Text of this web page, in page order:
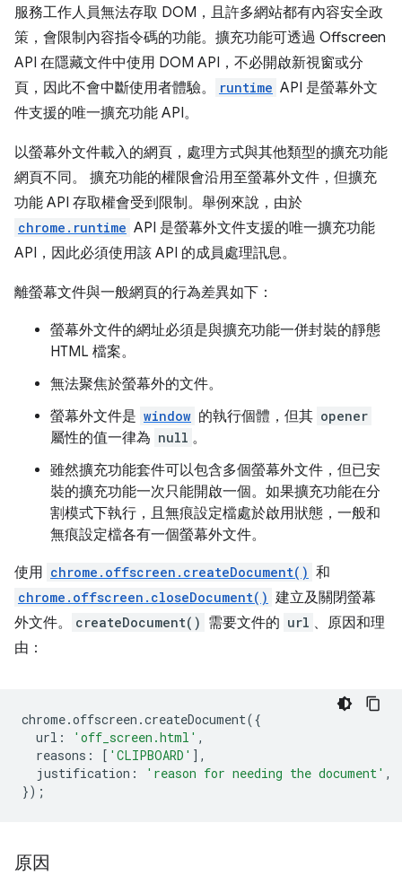
服務工作人員無法存取 DOM，且許多網站都有內容安全政
策，會限制內容指令碼的功能。擴充功能可透過 Offscreen
API 在隱藏文件中使用 DOM API，不必開啟新視窗或分
頁，因此不會中斷使用者體驗。
runtime API 是螢幕外文
件支援的唯一擴充功能 API。
以螢幕外文件載入的網頁，處理方式與其他類型的擴充功能
網頁不同。 擴充功能的權限會沿用至螢幕外文件，但擴充
功能 API 存取權會受到限制。舉例來說，由於
chrome.runtime API 是螢幕外文件支援的唯一擴充功能
API，因此必須使用該 API 的成員處理訊息。
離螢幕文件與一般網頁的行為差異如下：
螢幕外文件的網址必須是與擴充功能一併封裝的靜態
HTML 檔案。
無法聚焦於螢幕外的文件。
螢幕外文件是 window 的執行個體，但其 opener
屬性的值一律為 null 。
雖然擴充功能套件可以包含多個螢幕外文件，但已安
裝的擴充功能一次只能開啟一個。如果擴充功能在分
割模式下執行，且無痕設定檔處於啟用狀態，一般和
無痕設定檔各有一個螢幕外文件。
使用 chrome.offscreen.createDocument() 和
chrome.offscreen.closeDocument() 建立及關閉螢幕
外文件。
createDocument() 需要文件的 url 、原因和理
由：
chrome.offscreen .createDocument({
url : 'off_screen.html' ,
reasons : [ 'CLIPBOARD' ],
justification : 'reason for needing the document' ,
});
原因